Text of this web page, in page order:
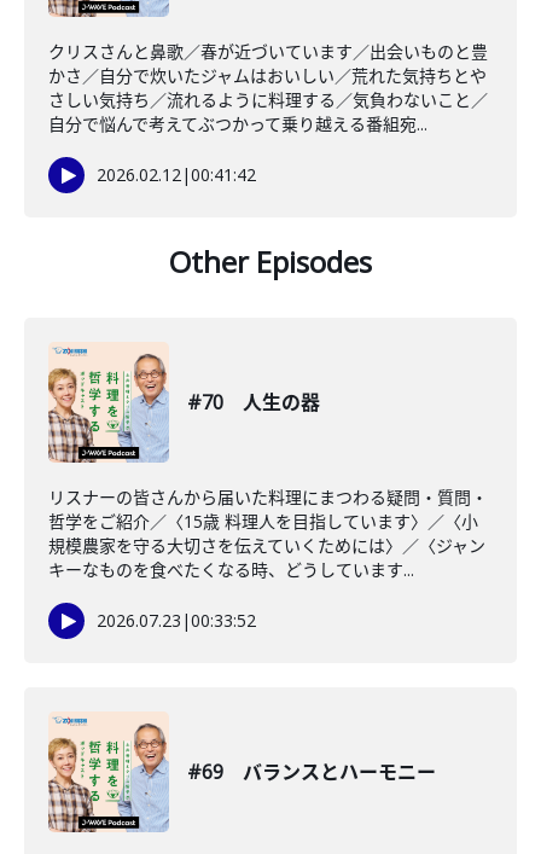
クリスさんと鼻歌／春が近づいています／出会いものと豊
かさ／自分で炊いたジャムはおいしい／荒れた気持ちとや
さしい気持ち／流れるように料理する／気負わないこと／
自分で悩んで考えてぶつかって乗り越える番組宛...
2026.02.12|00:41:42
Other Episodes
#70 人生の器
リスナーの皆さんから届いた料理にまつわる疑問・質問・
哲学をご紹介／〈15歳 料理人を目指しています〉／〈小
規模農家を守る大切さを伝えていくためには〉／〈ジャン
キーなものを食べたくなる時、どうしています...
2026.07.23 |00:33:52
#69 バランスとハーモニー